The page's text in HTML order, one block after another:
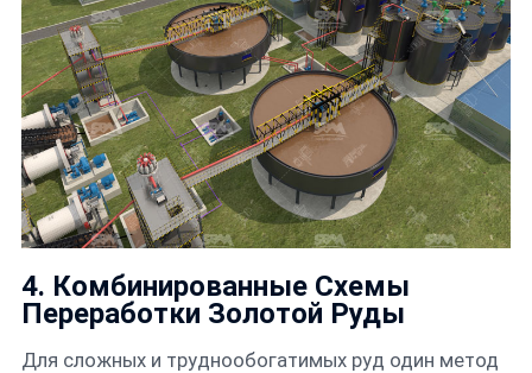
4. Комбинированные Схемы
Переработки Золотой Руды
Для сложных и труднообогатимых руд один метод